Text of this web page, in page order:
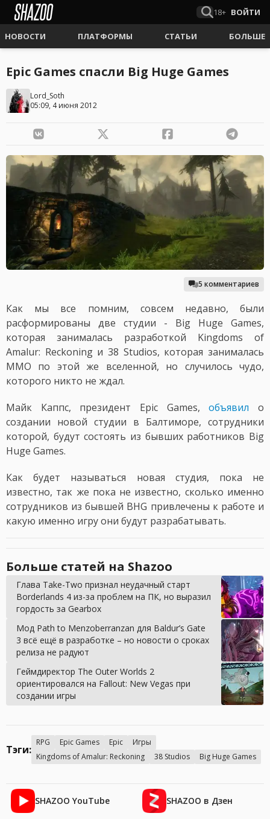
18+ ВОЙТИ
НОВОСТИ ПЛАТФОРМЫ СТАТЬИ БОЛЬШЕ
Epic Games спасли Big Huge Games
Lord_Soth
05:09, 4 июня 2012
5 комментариев
Как мы все помним, совсем недавно, были
расформированы две студии - Big Huge Games,
которая занималась разработкой Kingdoms of
Amalur: Reckoning и 38 Studios, которая занималась
ММО по этой же вселенной, но случилось чудо,
которого никто не ждал.
Майк Каппс, президент Epic Games,объявил о
создании новой студии в Балтиморе, сотрудники
которой, будут состоять из бывших работников Big
Huge Games.
Как будет называться новая студия, пока не
известно, так же пока не известно, сколько именно
сотрудников из бывшей BHG привлечены к работе и
какую именно игру они будут разрабатывать.
Больше статей на Shazoo
Глава Take-Two признал неудачный старт
Borderlands 4 из-за проблем на ПК, но выразил
гордость за Gearbox
Мод Path to Menzoberranzan для Baldur’s Gate
3 всё ещё в разработке – но новости о сроках
релиза не радуют
Геймдиректор The Outer Worlds 2
ориентировался на Fallout: New Vegas при
создании игры
Тэги:
RPG Epic Games Epic
Игры
Kingdoms of Amalur: Reckoning
38 Studios Big Huge Games
SHAZOO YouTube SHAZOO в Дзен